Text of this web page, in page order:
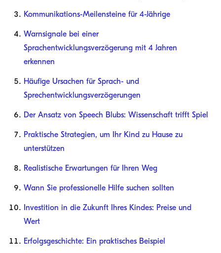
Kommunikations-Meilensteine für 4-Jährige
Warnsignale bei einer
Sprachentwicklungsverzögerung mit 4 Jahren
erkennen
Häufige Ursachen für Sprach- und
Sprechentwicklungsverzögerungen
Der Ansatz von Speech Blubs: Wissenschaft trifft Spiel
Praktische Strategien, um Ihr Kind zu Hause zu
unterstützen
Realistische Erwartungen für Ihren Weg
Wann Sie professionelle Hilfe suchen sollten
Investition in die Zukunft Ihres Kindes: Preise und
Wert
Erfolgsgeschichte: Ein praktisches Beispiel